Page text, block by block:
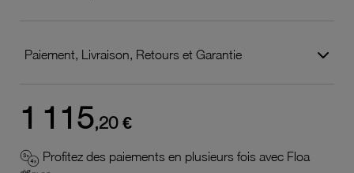
Paiement, Livraison, Retours et Garantie
1 115,20 €
Profitez des paiements en plusieurs fois avec Floa